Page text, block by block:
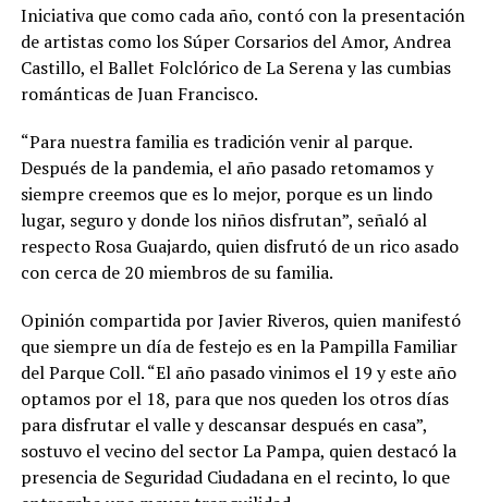
Iniciativa que como cada año, contó con la presentación
de artistas como los Súper Corsarios del Amor, Andrea
Castillo, el Ballet Folclórico de La Serena y las cumbias
románticas de Juan Francisco.
“Para nuestra familia es tradición venir al parque.
Después de la pandemia, el año pasado retomamos y
siempre creemos que es lo mejor, porque es un lindo
lugar, seguro y donde los niños disfrutan”, señaló al
respecto Rosa Guajardo, quien disfrutó de un rico asado
con cerca de 20 miembros de su familia.
Opinión compartida por Javier Riveros, quien manifestó
que siempre un día de festejo es en la Pampilla Familiar
del Parque Coll. “El año pasado vinimos el 19 y este año
optamos por el 18, para que nos queden los otros días
para disfrutar el valle y descansar después en casa”,
sostuvo el vecino del sector La Pampa, quien destacó la
presencia de Seguridad Ciudadana en el recinto, lo que